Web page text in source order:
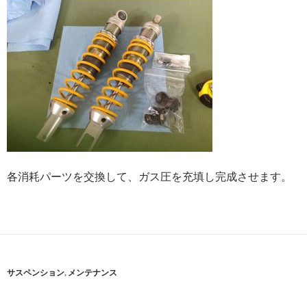
各消耗パーツを交換して、ガス圧を充填し完成させます。
サスペンション, メンテナンス